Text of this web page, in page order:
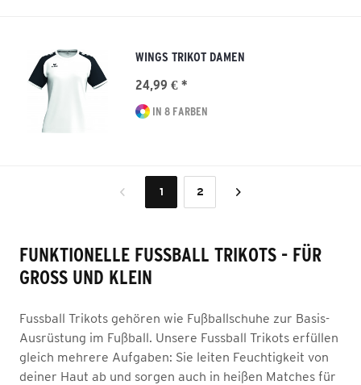
WINGS TRIKOT DAMEN
24,99 € *
IN 8 FARBEN
1 2
FUNKTIONELLE FUSSBALL TRIKOTS - FÜR
GROSS UND KLEIN
Fussball Trikots gehören wie Fußballschuhe zur Basis-
Ausrüstung im Fußball. Unsere Fussball Trikots erfüllen
gleich mehrere Aufgaben: Sie leiten Feuchtigkeit von
deiner Haut ab und sorgen auch in heißen Matches für